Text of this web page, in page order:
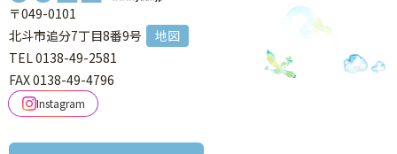
〒049-0101
北斗市追分7丁目8番9号
地図
TEL 0138-49-2581
FAX 0138-49-4796
Instagram